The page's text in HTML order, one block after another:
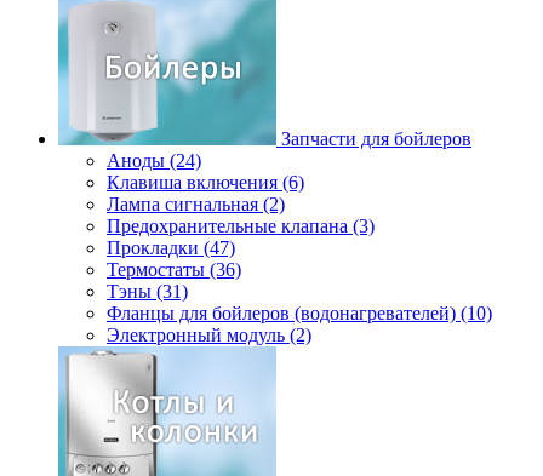
Запчасти для бойлеров
Аноды (24)
Клавиша включения (6)
Лампа сигнальная (2)
Предохранительные клапана (3)
Прокладки (47)
Термостаты (36)
Тэны (31)
Фланцы для бойлеров (водонагревателей) (10)
Электронный модуль (2)